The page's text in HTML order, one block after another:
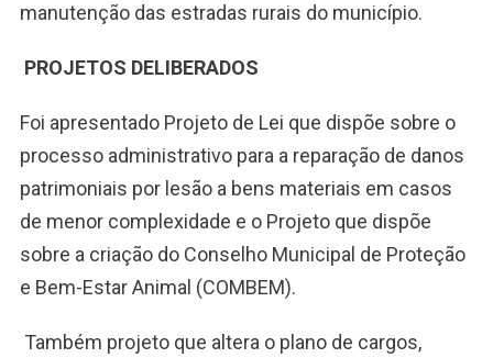
manutenção das estradas rurais do município.
PROJETOS DELIBERADOS
Foi apresentado Projeto de Lei que dispõe sobre o
processo administrativo para a reparação de danos
patrimoniais por lesão a bens materiais em casos
de menor complexidade e o Projeto que dispõe
sobre a criação do Conselho Municipal de Proteção
e Bem-Estar Animal (COMBEM).
Também projeto que altera o plano de cargos,